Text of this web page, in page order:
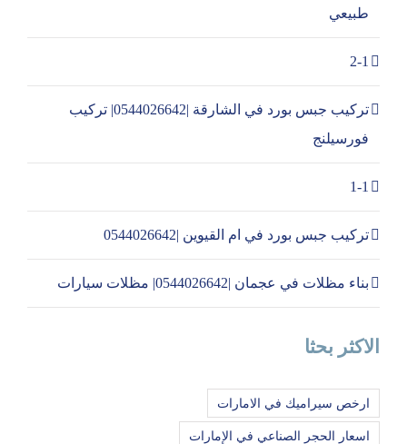
طبيعي
2-1
تركيب جبس بورد في الشارقة |0544026642| تركيب
فورسيلنج
1-1
تركيب جبس بورد في ام القيوين |0544026642
بناء مظلات في عجمان |0544026642| مظلات سيارات
الاكثر بحثا
ارخص سيراميك في الامارات
اسعار الحجر الصناعي في الإمارات